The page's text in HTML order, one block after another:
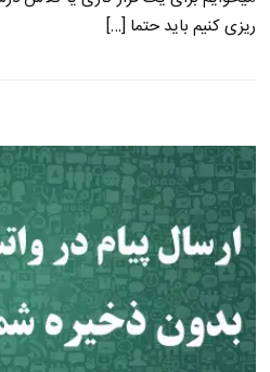
ریزی کنیم باید حتما […]